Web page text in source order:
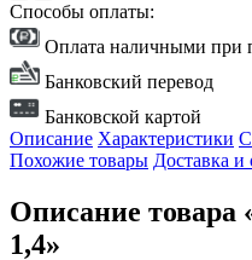
Способы оплаты:
Оплата наличными при
Банковский перевод
Банковской картой
Описание Характеристики С
Похожие товары Доставка и
Описание товара
1,4»